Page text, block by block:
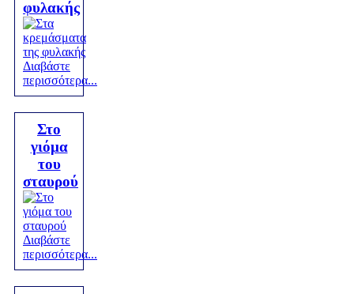
φυλακής
Διαβάστε
περισσότερα...
Στο
γιόμα
του
σταυρού
Διαβάστε
περισσότερα...